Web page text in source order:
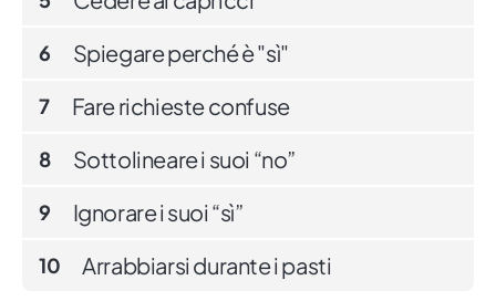
6 Spiegare perché è "sì"
7 Fare richieste confuse
8 Sottolineare i suoi “no”
9 Ignorare i suoi “sì”
10 Arrabbiarsi durante i pasti